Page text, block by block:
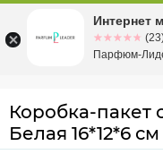
Омск
Коробка-пакет
Белая 16*12*6
Интернет
☆☆☆☆☆
★★★★★
Парфюм-